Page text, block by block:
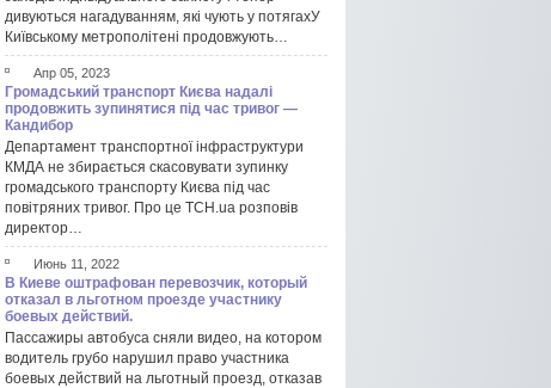
дивуються нагадуванням, які чують у потягахУ
Київському метрополітені продовжують…
Апр 05, 2023
Громадський транспорт Києва надалі
продовжить зупинятися під час тривог —
Кандибор
Департамент транспортної інфраструктури
КМДА не збирається скасовувати зупинку
громадського транспорту Києва під час
повітряних тривог. Про це ТСН.ua розповів
директор…
Июнь 11, 2022
В Киеве оштрафован перевозчик, который
отказал в льготном проезде участнику
боевых действий.
Пассажиры автобуса сняли видео, на котором
водитель грубо нарушил право участника
боевых действий на льготный проезд, отказав